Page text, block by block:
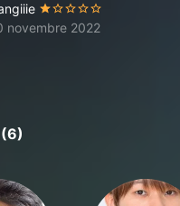
novembre 2022